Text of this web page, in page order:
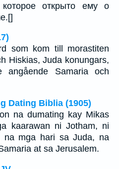
открыто ему о
som kom till morastiten
Hiskias, Juda konungars,
Samaria och
Dating Biblia (1905)
na dumating kay Mikas
kaarawan ni Jotham, ni
na mga hari sa Juda, na
at sa Jerusalem.